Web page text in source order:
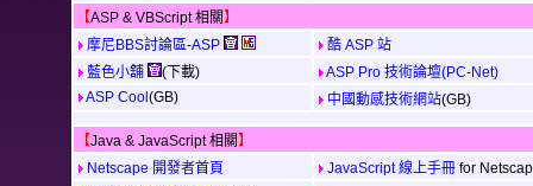
【ASP & VBScript 相關】
摩尼BBS討論區-ASP
酷 ASP 站
藍色小舖
(下載)
ASP Pro 技術論壇(PC-Net)
ASP Cool (GB) 中國動感技術網站(GB)
【Java & JavaScript 相關】
Netscape 開發者首頁
JavaScript 線上手冊 for